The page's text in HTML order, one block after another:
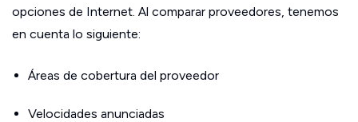
opciones de Internet. Al comparar proveedores, tenemos
en cuenta lo siguiente:
Áreas de cobertura del proveedor
Velocidades anunciadas